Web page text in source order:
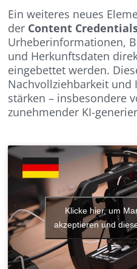
Ein weiteres neues
der Content Credentials
Urheberinformationen,
und Herkunftsdaten
eingebettet werden.
Nachvollziehbarkeit
stärken – insbesondere
zunehmender KI-
Klicke hier, um
akzeptieren und